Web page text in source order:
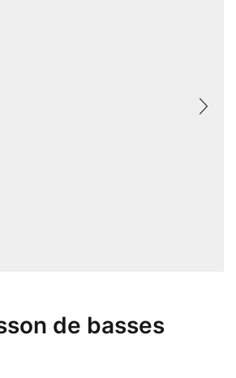
de basses